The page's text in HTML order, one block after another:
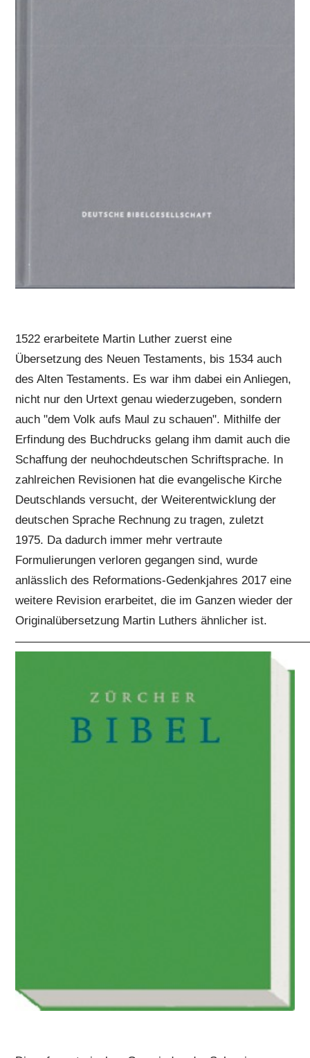
1522 erarbeitete Martin Luther zuerst eine
Übersetzung des Neuen Testaments, bis 1534 auch
des Alten Testaments. Es war ihm dabei ein Anliegen,
nicht nur den Urtext genau wiederzugeben, sondern
auch "dem Volk aufs Maul zu schauen". Mithilfe der
Erfindung des Buchdrucks gelang ihm damit auch die
Schaffung der neuhochdeutschen Schriftsprache. In
zahlreichen Revisionen hat die evangelische Kirche
Deutschlands versucht, der Weiterentwicklung der
deutschen Sprache Rechnung zu tragen, zuletzt
1975. Da dadurch immer mehr vertraute
Formulierungen verloren gegangen sind, wurde
anlässlich des Reformations-Gedenkjahres 2017 eine
weitere Revision erarbeitet, die im Ganzen wieder der
Originalübersetzung Martin Luthers ähnlicher ist.